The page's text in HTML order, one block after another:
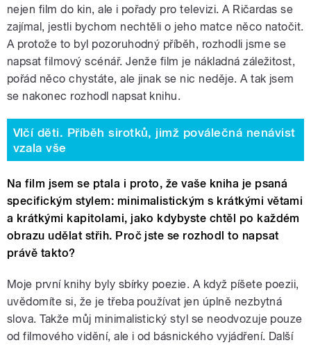
nejen film do kin, ale i pořady pro televizi. A Ričardas se
zajímal, jestli bychom nechtěli o jeho matce něco natočit.
A protože to byl pozoruhodný příběh, rozhodli jsme se
napsat filmový scénář. Jenže film je nákladná záležitost,
pořád něco chystáte, ale jinak se nic neděje. A tak jsem
se nakonec rozhodl napsat knihu.
Vlčí děti. Příběh sirotků, jimž poválečná nenávist
vzala vše
Na film jsem se ptala i proto, že vaše kniha je psaná
specifickým stylem: minimalistickým s krátkými větami
a krátkými kapitolami, jako kdybyste chtěl po každém
obrazu udělat střih. Proč jste se rozhodl to napsat
právě takto?
Moje první knihy byly sbírky poezie. A když píšete poezii,
uvědomíte si, že je třeba používat jen úplně nezbytná
slova. Takže můj minimalistický styl se neodvozuje pouze
od filmového vidění, ale i od básnického vyjádření. Další